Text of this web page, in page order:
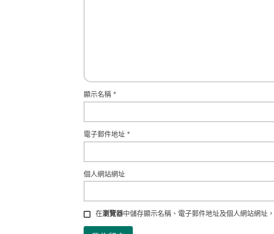
顯示名稱 *
電子郵件地址 *
個人網站網址
在瀏覽器中儲存顯示名稱、電子郵件地址及個人網站網址